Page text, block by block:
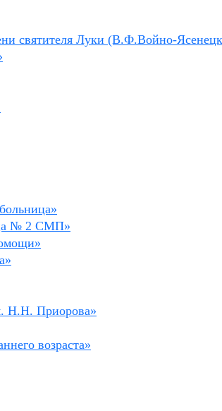
святителя Луки (В.Ф.Войно-
№ 2 СМП»
Н.Н. Приорова»
возраста»